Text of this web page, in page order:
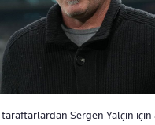
Sergen Yalçin